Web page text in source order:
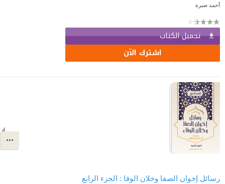
أحمد صبرة
تحميل الكتاب
اشترك الآن
رسائل إخوان الصفا وخلان الوفا : الجزء الرابع